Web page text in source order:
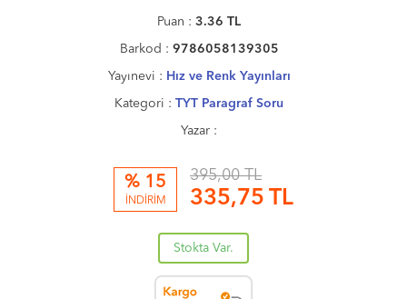
Puan : 3.36 TL
Barkod : 9786058139305
Yayınevi : Hız ve Renk Yayınları
Kategori : TYT Paragraf Soru
Yazar :
% 15
İNDİRİM
395,00 TL
335,75 TL
Stokta Var.